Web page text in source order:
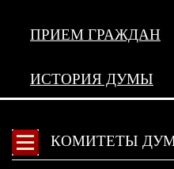
ПРИЕМ ГРАЖДАН
ИСТОРИЯ ДУМЫ
КОМИТЕТЫ